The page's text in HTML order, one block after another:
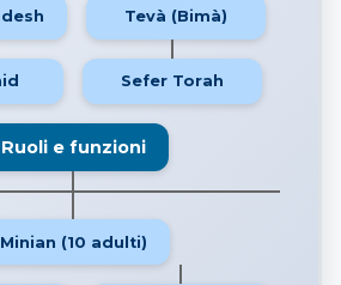
Tevà (Bimà)
Sefer Torah
Ruoli e funzioni
Minian (10 adulti)